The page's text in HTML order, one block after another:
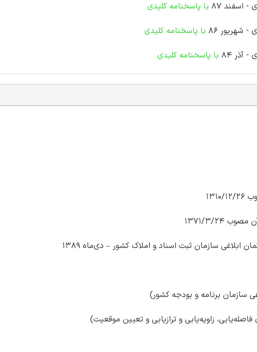
اسفند 87 با پاسخنامه کلیدی
شهریور 86 با پاسخنامه کلیدی
84 با پاسخنامه کلیدی
۲۶
سازمان ثبت اسناد و املاک کشور – دی‌ماه ۱۳۸۹
سازمان برنامه و بودجه کشور)
زاویه‌یابی و ترازیابی و تعیین موقعیت)